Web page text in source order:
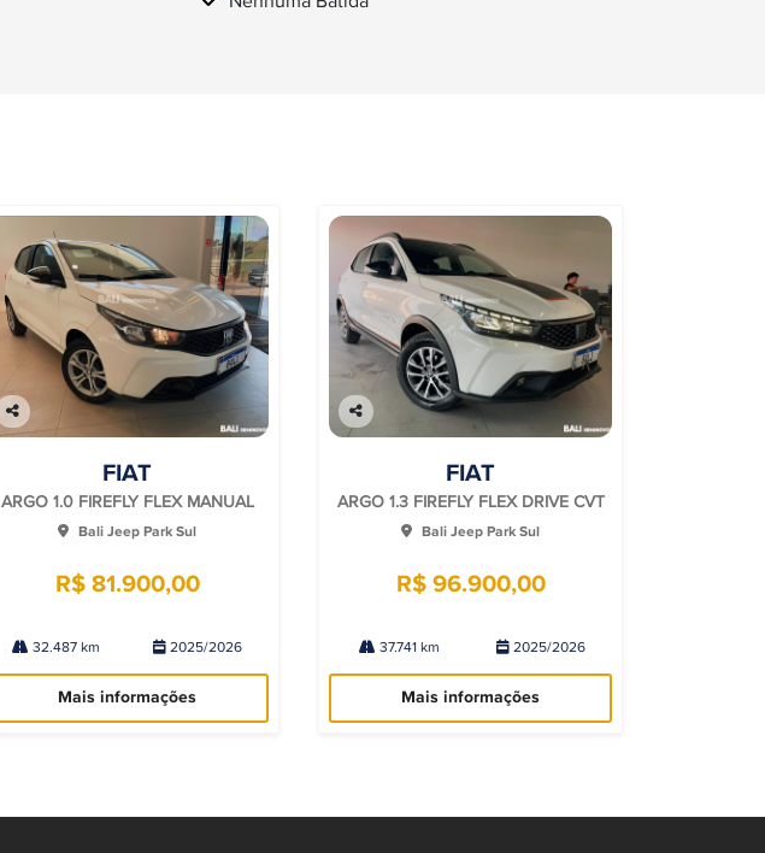
Co
lhe
FIAT
ARGO 1.0 FIREFLY FLEX MANUAL
Bali Jeep Park Sul
R$ 81.900,00
32.487 km 2025/2026
Mais informações
Co
lhe
FIAT
ARGO 1.3 FIREFLY FLEX DRIVE CVT
Bali Jeep Park Sul
R$ 96.900,00
37.741 km 2025/2026
Mais informações